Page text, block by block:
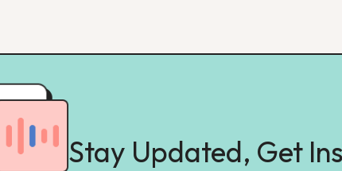
Stay Updated, Get